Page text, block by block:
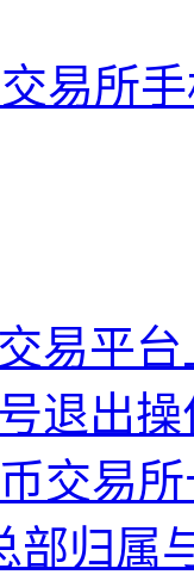
易所
易平
退出
交易
部归属